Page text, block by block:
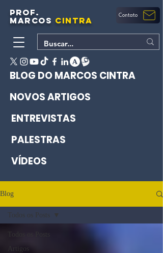
PROF.
MARCOS CINTRA Contato
BLOG DO MARCOS CINTRA
NOVOS ARTIGOS
ENTREVISTAS
PALESTRAS
VÍDEOS
Blog
Todos os Posts
Artigos
Todos os Posts